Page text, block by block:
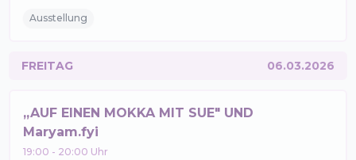
Ausstellung
FREITAG 06.03.2026
„AUF EINEN MOKKA MIT SUE" UND
Maryam.fyi
19:00 - 20:00 Uhr